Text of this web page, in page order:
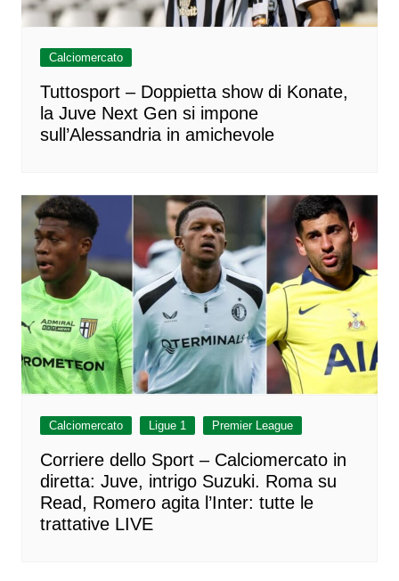
Calciomercato
Tuttosport – Doppietta show di Konate,
la Juve Next Gen si impone
sull’Alessandria in amichevole
Calciomercato Ligue 1 Premier League
Corriere dello Sport – Calciomercato in
diretta: Juve, intrigo Suzuki. Roma su
Read, Romero agita l’Inter: tutte le
trattative LIVE